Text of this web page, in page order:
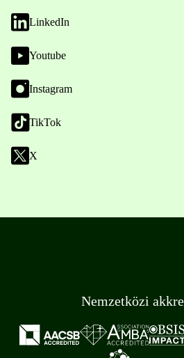
LinkedIn
Youtube
Instagram
TikTok
X
Nemzetközi